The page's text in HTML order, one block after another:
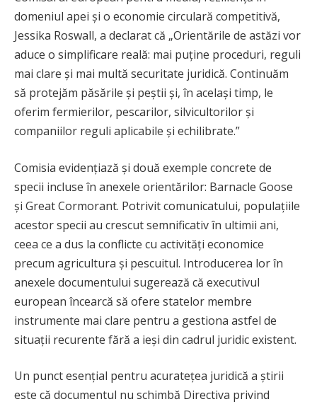
domeniul apei și o economie circulară competitivă,
Jessika Roswall, a declarat că „Orientările de astăzi vor
aduce o simplificare reală: mai puține proceduri, reguli
mai clare și mai multă securitate juridică. Continuăm
să protejăm păsările și peștii și, în același timp, le
oferim fermierilor, pescarilor, silvicultorilor și
companiilor reguli aplicabile și echilibrate.”
Comisia evidențiază și două exemple concrete de
specii incluse în anexele orientărilor: Barnacle Goose
și Great Cormorant. Potrivit comunicatului, populațiile
acestor specii au crescut semnificativ în ultimii ani,
ceea ce a dus la conflicte cu activități economice
precum agricultura și pescuitul. Introducerea lor în
anexele documentului sugerează că executivul
european încearcă să ofere statelor membre
instrumente mai clare pentru a gestiona astfel de
situații recurente fără a ieși din cadrul juridic existent.
Un punct esențial pentru acuratețea juridică a știrii
este că documentul nu schimbă Directiva privind